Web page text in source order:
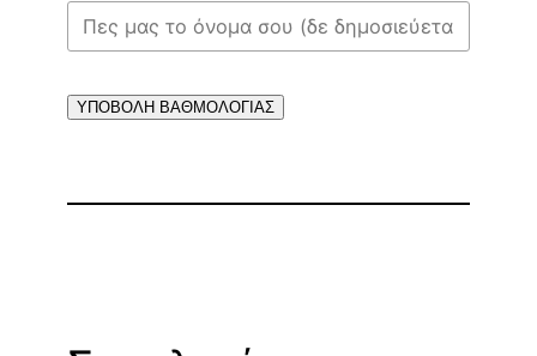
ΥΠΟΒΟΛΗ ΒΑΘΜΟΛΟΓΙΑΣ